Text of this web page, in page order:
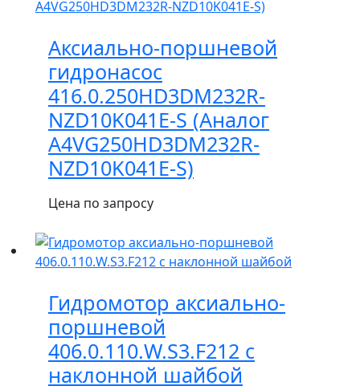
Аксиально-поршневой
гидронасос
416.0.250HD3DM232R-
NZD10K041E-S (Аналог
A4VG250HD3DM232R-
NZD10K041E-S)
Цена по запросу
Гидромотор аксиально-
поршневой
406.0.110.W.S3.F212 с
наклонной шайбой